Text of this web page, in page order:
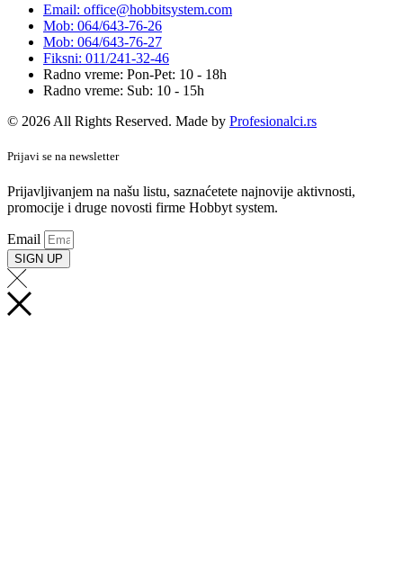
Email: office@hobbitsystem.com
Mob: 064/643-76-26
Mob: 064/643-76-27
Fiksni: 011/241-32-46
Radno vreme: Pon-Pet: 10 - 18h
Radno vreme: Sub: 10 - 15h
© 2026 All Rights Reserved. Made by Profesionalci.rs
Prijavi se na newsletter
Prijavljivanjem na našu listu, saznaćetete najnovije aktivnosti,
promocije i druge novosti firme Hobbyt system.
Email
SIGN UP